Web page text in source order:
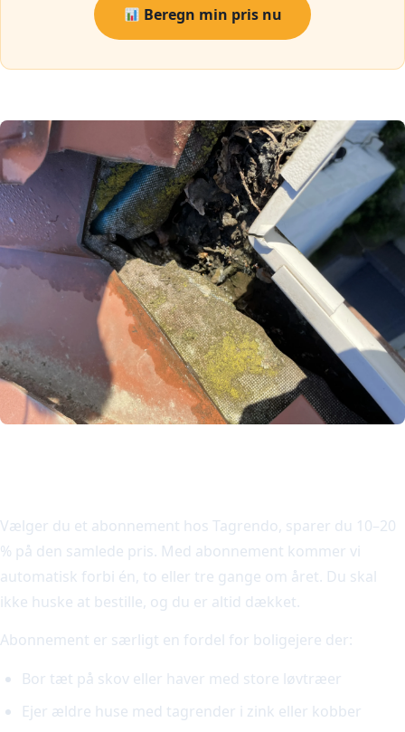
Beregn min pris nu
Vælger du et abonnement hos Tagrendo, sparer du 10–20
% på den samlede pris. Med abonnement kommer vi
automatisk forbi én, to eller tre gange om året. Du skal
ikke huske at bestille, og du er altid dækket.
Abonnement er særligt en fordel for boligejere der:
Bor tæt på skov eller haver med store løvtræer
Ejer ældre huse med tagrender i zink eller kobber